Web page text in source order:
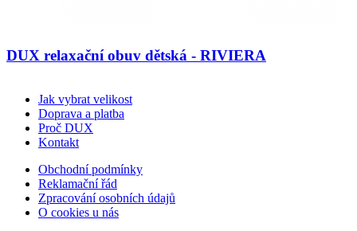
DUX relaxační obuv dětská - RIVIERA
Jak vybrat velikost
Doprava a platba
Proč DUX
Kontakt
Obchodní podmínky
Reklamační řád
Zpracování osobních údajů
O cookies u nás